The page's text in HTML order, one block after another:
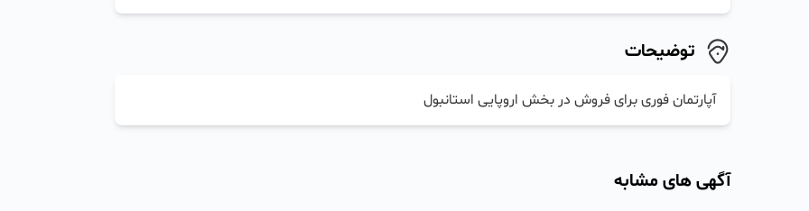
توضیحات
آپارتمان فوری برای فروش در بخش اروپایی استانبول
آگهی های مشابه